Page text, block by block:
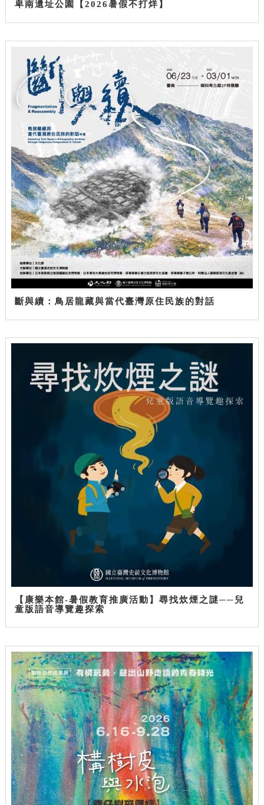
卑南遺址公園【2026暑假不打烊】
斷與續：鳥居龍藏與當代臺灣原住民族的對話
【康樂本館-暑假教育推廣活動】尋找炊煙之謎──兒
童版語音導覽趣探索